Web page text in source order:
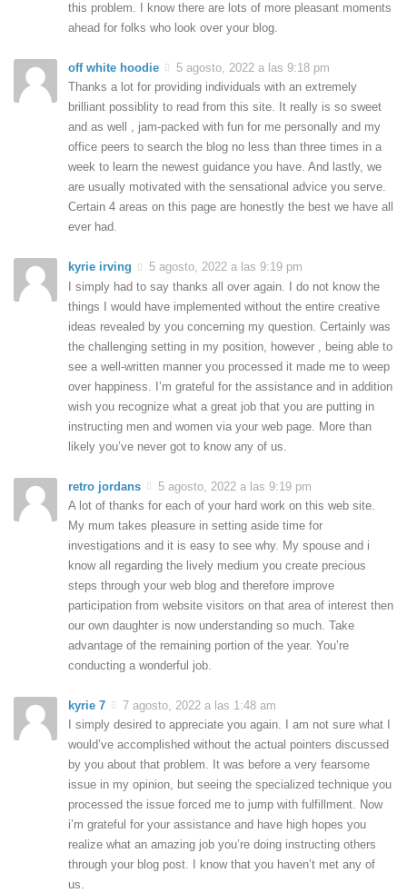
this problem. I know there are lots of more pleasant moments
ahead for folks who look over your blog.
off white hoodie
5 agosto, 2022 a las 9:18 pm
Thanks a lot for providing individuals with an extremely
brilliant possiblity to read from this site. It really is so sweet
and as well , jam-packed with fun for me personally and my
office peers to search the blog no less than three times in a
week to learn the newest guidance you have. And lastly, we
are usually motivated with the sensational advice you serve.
Certain 4 areas on this page are honestly the best we have all
ever had.
kyrie irving
5 agosto, 2022 a las 9:19 pm
I simply had to say thanks all over again. I do not know the
things I would have implemented without the entire creative
ideas revealed by you concerning my question. Certainly was
the challenging setting in my position, however , being able to
see a well-written manner you processed it made me to weep
over happiness. I’m grateful for the assistance and in addition
wish you recognize what a great job that you are putting in
instructing men and women via your web page. More than
likely you’ve never got to know any of us.
retro jordans
5 agosto, 2022 a las 9:19 pm
A lot of thanks for each of your hard work on this web site.
My mum takes pleasure in setting aside time for
investigations and it is easy to see why. My spouse and i
know all regarding the lively medium you create precious
steps through your web blog and therefore improve
participation from website visitors on that area of interest then
our own daughter is now understanding so much. Take
advantage of the remaining portion of the year. You’re
conducting a wonderful job.
kyrie 7
7 agosto, 2022 a las 1:48 am
I simply desired to appreciate you again. I am not sure what I
would’ve accomplished without the actual pointers discussed
by you about that problem. It was before a very fearsome
issue in my opinion, but seeing the specialized technique you
processed the issue forced me to jump with fulfillment. Now
i’m grateful for your assistance and have high hopes you
realize what an amazing job you’re doing instructing others
through your blog post. I know that you haven’t met any of
us.